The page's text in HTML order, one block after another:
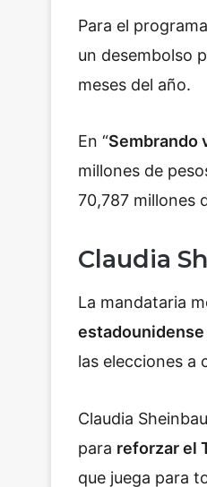
Para el
un desembolso
meses del año.
En “Sembrando
millones de
70,787 millones
Claudia
La mandataria
estadounidense
las elecciones a
Claudia
para reforzar el
que juega para